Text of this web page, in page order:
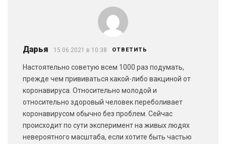
Дарья 15.06.2021 в 10:38 ОТВЕТИТЬ
Настоятельно советую всем 1000 раз подумать,
прежде чем прививаться какой-либо вакциной от
коронавируса. Относительно молодой и
относительно здоровый человек переболивает
коронавирусом обычно без проблем. Сейчас
происходит по сути эксперимент на живых людях
невероятного масштаба, если хотите быть частью